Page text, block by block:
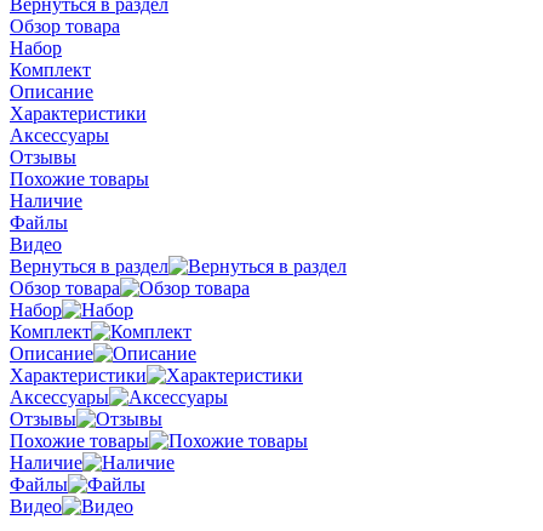
Вернуться в раздел
Обзор товара
Набор
Комплект
Описание
Характеристики
Аксессуары
Отзывы
Похожие товары
Наличие
Файлы
Видео
Вернуться в раздел
Обзор товара
Набор
Комплект
Описание
Характеристики
Аксессуары
Отзывы
Похожие товары
Наличие
Файлы
Видео